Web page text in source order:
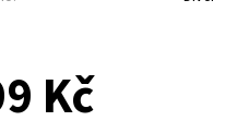
Kč